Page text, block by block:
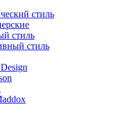
стиль
стиль
стиль